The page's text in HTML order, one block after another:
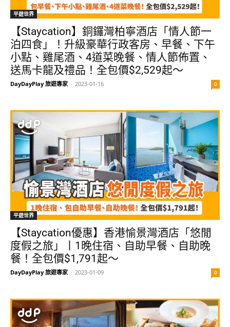
平遊世界
【Staycation】銅鑼灣柏寧酒店「情人節一
泊四食」！升級豪華行政客房、早餐、下午
小點、雞尾酒、4道菜晚餐、情人節佈置、
送馬卡龍及禮品！全包價$2,529起～
DayDayPlay 旅遊專家 - 2023-01-16 0
平遊世界
【Staycation優惠】香港愉景灣酒店「悠閒
度假之旅」丨1晚住宿、自助早餐、自助晚
餐！全包價$1,791起～
DayDayPlay 旅遊專家 - 2023-01-09 0